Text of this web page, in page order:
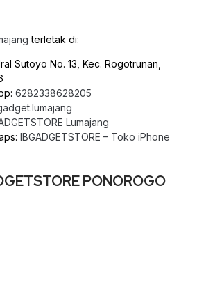
terletak di:
Sutoyo No. 13, Kec. Rogotrunan,
6282338628205
Lumajang
IBGADGETSTORE – Toko iPhone
PONOROGO